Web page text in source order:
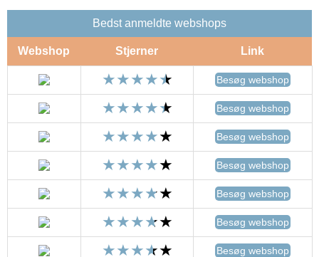
Bedst anmeldte webshops
Webshop Stjerner Link
Besøg webshop
Besøg webshop
Besøg webshop
Besøg webshop
Besøg webshop
Besøg webshop
Besøg webshop